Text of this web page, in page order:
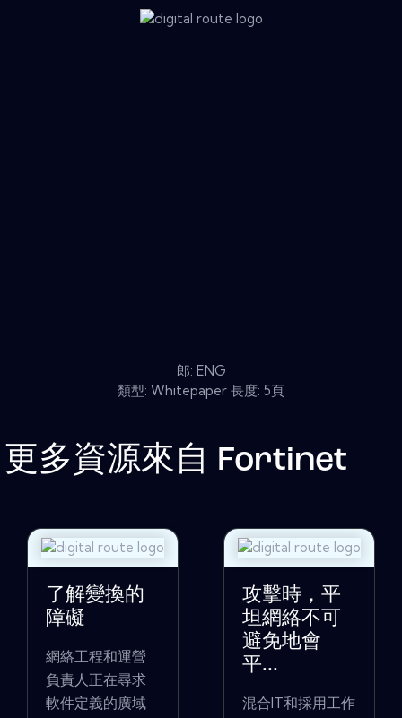
郎: ENG
類型: Whitepaper 長度: 5頁
更多資源來自 Fortinet
了解變換的
障礙
網絡工程和運營
負責人正在尋求
軟件定義的廣域
攻擊時，平
坦網絡不可
避免地會
平...
混合IT和採用工作